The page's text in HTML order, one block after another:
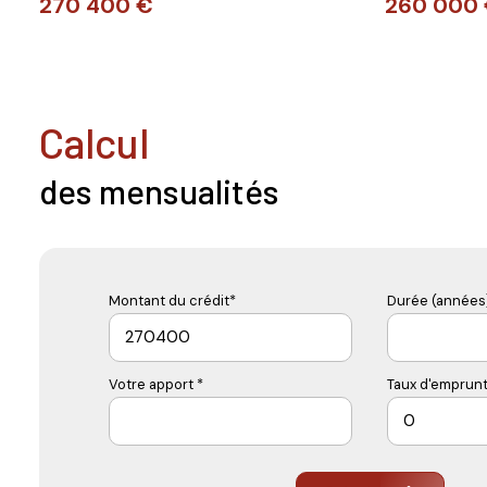
calcul
des mensualités
Montant du crédit* Durée
Votre apport * Taux